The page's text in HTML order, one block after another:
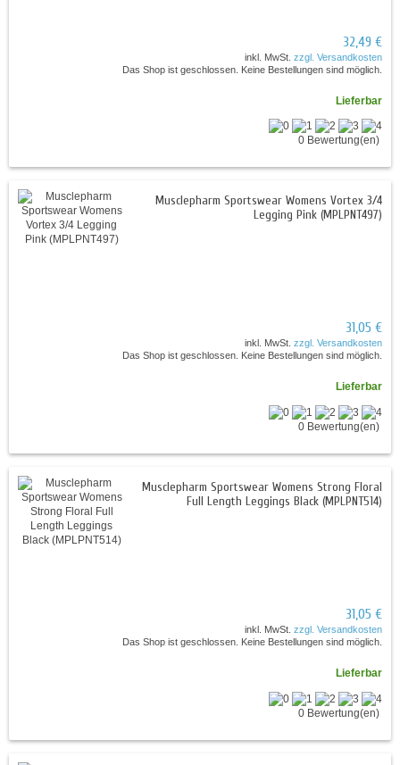
32,49 €
inkl. MwSt. zzgl. Versandkosten
Das Shop ist geschlossen. Keine Bestellungen sind möglich.
Lieferbar
0 Bewertung(en)
Musclepharm Sportswear Womens Vortex 3/4
Legging Pink (MPLPNT497)
31,05 €
inkl. MwSt. zzgl. Versandkosten
Das Shop ist geschlossen. Keine Bestellungen sind möglich.
Lieferbar
0 Bewertung(en)
Musclepharm Sportswear Womens Strong Floral
Full Length Leggings Black (MPLPNT514)
31,05 €
inkl. MwSt. zzgl. Versandkosten
Das Shop ist geschlossen. Keine Bestellungen sind möglich.
Lieferbar
0 Bewertung(en)